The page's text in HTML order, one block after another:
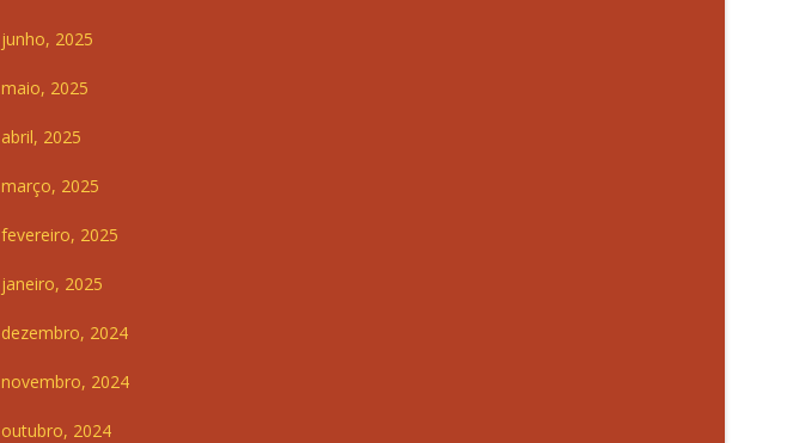
junho, 2025
maio, 2025
abril, 2025
março, 2025
fevereiro, 2025
janeiro, 2025
dezembro, 2024
novembro, 2024
outubro, 2024